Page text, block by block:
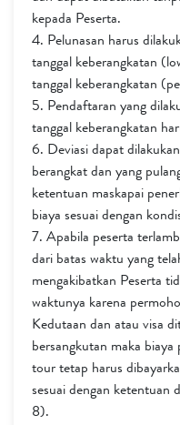
kepada Peserta.
4. Pelunasan harus
tanggal keberangkatan
tanggal keberangkatan
5. Pendaftaran yang
tanggal keberangkatan
6. Deviasi dapat
berangkat dan yang
ketentuan maskapai
biaya sesuai dengan
7. Apabila peserta
dari batas waktu yang
mengakibatkan Peserta
waktunya karena
Kedutaan dan atau visa
bersangkutan maka
tour tetap harus
sesuai dengan ketentuan
8).